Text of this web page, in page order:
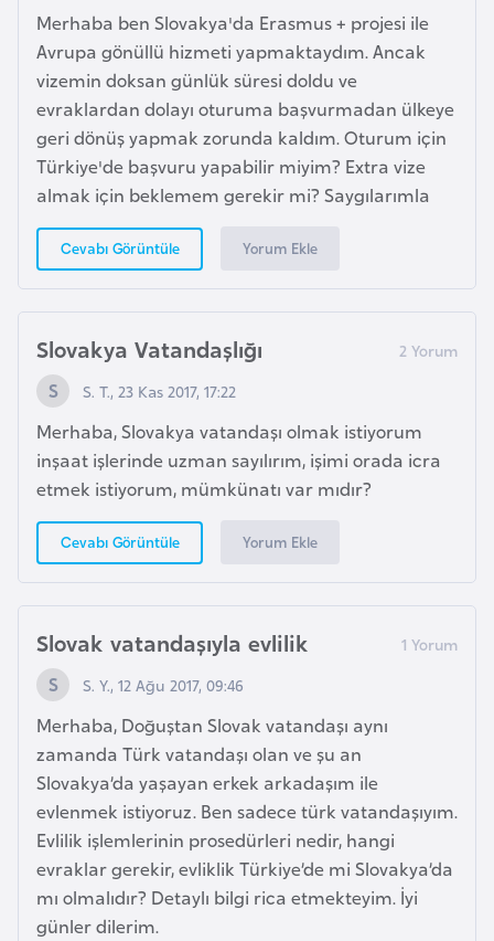
Merhaba ben Slovakya'da Erasmus + projesi ile
Avrupa gönüllü hizmeti yapmaktaydım. Ancak
vizemin doksan günlük süresi doldu ve
evraklardan dolayı oturuma başvurmadan ülkeye
geri dönüş yapmak zorunda kaldım. Oturum için
Türkiye'de başvuru yapabilir miyim? Extra vize
almak için beklemem gerekir mi? Saygılarımla
Cevabı Görüntüle Yorum Ekle
Slovakya Vatandaşlığı
S. T., 23 Kas 2017, 17:22
Merhaba, Slovakya vatandaşı olmak istiyorum
inşaat işlerinde uzman sayılırım, işimi orada icra
etmek istiyorum, mümkünatı var mıdır?
Cevabı Görüntüle Yorum Ekle
Slovak vatandaşıyla evlilik
S. Y., 12 Ağu 2017, 09:46
Merhaba, Doğuştan Slovak vatandaşı aynı
zamanda Türk vatandaşı olan ve şu an
Slovakya’da yaşayan erkek arkadaşım ile
evlenmek istiyoruz. Ben sadece türk vatandaşıyım.
Evlilik işlemlerinin prosedürleri nedir, hangi
evraklar gerekir, evliklik Türkiye’de mi Slovakya’da
mı olmalıdır? Detaylı bilgi rica etmekteyim. İyi
günler dilerim.
B
a
n
g
l
a
d
B
e
l
a
r
u
s
e
l
ç
k
a
B
e
n
i
n